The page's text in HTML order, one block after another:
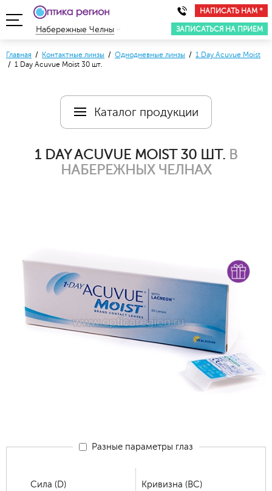
НАПИСАТЬ НАМ *
ЗАПИСАТЬСЯ НА ПРИЕМ
Набережные Челны
Главная / Контактные линзы / Однодневные линзы / 1 Day Acuvue Moist
/ 1 Day Acuvue Moist 30 шт.
Каталог продукции
1 DAY ACUVUE MOIST 30 ШТ. В
НАБЕРЕЖНЫХ ЧЕЛНАХ
Разные параметры глаз
Сила (D) Кривизна (BC)